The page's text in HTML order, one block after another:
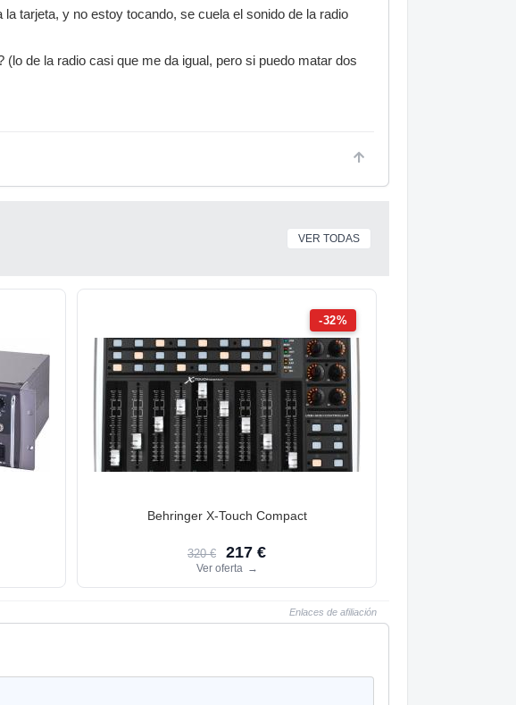
tarjeta, y no estoy tocando, se cuela el sonido de la radio
de la radio casi que me da igual, pero si puedo matar dos
VER TODAS
-32%
Behringer X-Touch Compact
320 € 217 €
Ver oferta →
Enlaces de afiliación